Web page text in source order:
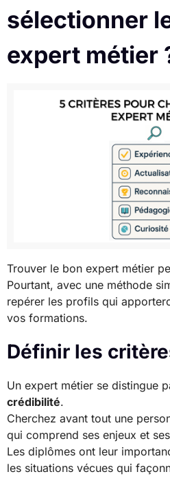
sélectionner
expert métier
Trouver le bon expert métier
Pourtant, avec une méthode
repérer les profils qui
vos formations.
Définir les
Un expert métier se distingue
crédibilité.
Cherchez avant tout une
qui comprend ses enjeux et
Les diplômes ont leur
les situations vécues qui